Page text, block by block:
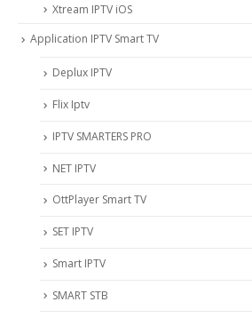
Xtream IPTV iOS
Application IPTV Smart TV
Deplux IPTV
Flix Iptv
IPTV SMARTERS PRO
NET IPTV
OttPlayer Smart TV
SET IPTV
Smart IPTV
SMART STB